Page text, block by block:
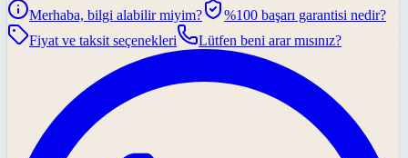
Merhaba, bilgi alabilir miyim?
%100 başarı garantisi nedir?
Fiyat ve taksit seçenekleri
Lütfen beni arar mısınız?